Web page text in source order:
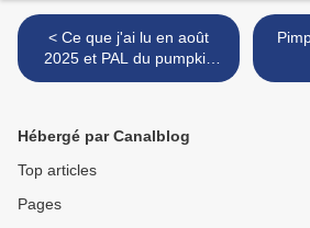
< Ce que j'ai lu en août
2025 et PAL du pumpkin
autumn challenge 2025
Hébergé par Canalblog
Top articles
Pages